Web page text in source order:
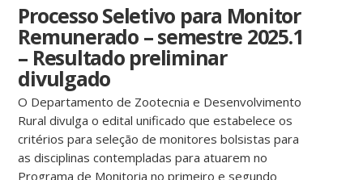
Processo Seletivo para Monitor
Remunerado – semestre 2025.1
– Resultado preliminar
divulgado
O Departamento de Zootecnia e Desenvolvimento
Rural divulga o edital unificado que estabelece os
critérios para seleção de monitores bolsistas para
as disciplinas contempladas para atuarem no
Programa de Monitoria no primeiro e segundo